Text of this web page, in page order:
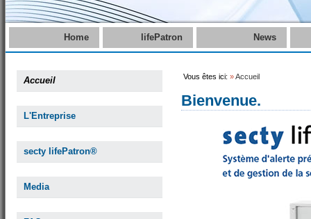
Home lifePatron News
Accueil
L'Entreprise
secty lifePatron®
Media
Vous êtes ici: »Accueil
Bienvenue.